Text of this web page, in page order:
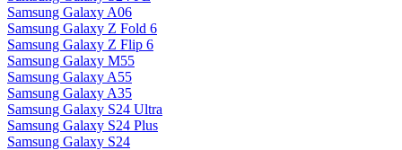
Samsung Galaxy A06
Samsung Galaxy Z Fold 6
Samsung Galaxy Z Flip 6
Samsung Galaxy M55
Samsung Galaxy A55
Samsung Galaxy A35
Samsung Galaxy S24 Ultra
Samsung Galaxy S24 Plus
Samsung Galaxy S24